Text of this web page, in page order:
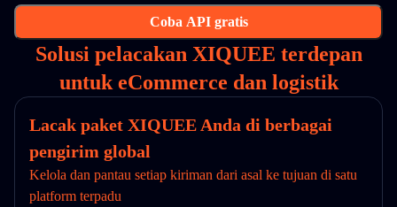
Coba API gratis
Solusi pelacakan XIQUEE terdepan
untuk eCommerce dan logistik
Lacak paket XIQUEE Anda di berbagai
pengirim global
Kelola dan pantau setiap kiriman dari asal ke tujuan di satu
platform terpadu